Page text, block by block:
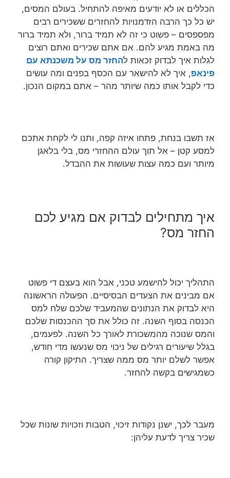
הכללים או לא יודעים מאיפה להתחיל. בעולם המסים,
יש כל כך הרבה הזדמנויות להחזרים ששכירים רבים
מפספסים – פשוט כי זה לא תמיד ברור, ולא תמיד ברור
מה באמת מגיע להם. אם אתם שכירים ואתם רוצים
לגלות איך לבדוק זכאות להחזר מס על משכנתא עם
פינאפ, איך לא להישאר עם הכסף בפנים ומה עושים
כדי לקבל אותו כמה שיותר מהר – אתם במקום הנכון.
אז תשבו בנחת, פתחו איזה קפה, ותנו לי לקחת אתכם
למסע קטן – אל תוך עולם ההחזרי מס, בלי בלאגן
מיותר ועם כמה עצות שעושות את ההבדל.
איך מתחילים לבדוק אם מגיע לכם
החזר מס?
התהליך יכול להישמע טכני, אבל הוא בעצם די פשוט
אם מבינים את הצעדים הבסיסיים. הפעולה הראשונה
היא לבדוק את הנתונים שהמעביד שלכם שלח למס
הכנסה בסוף השנה. זה כולל את סך ההכנסות שלכם
והמס שנוכה מהמשכורת לאורך כל השנה. לפעמים,
בגלל שיעורים רגילים של ניכוי מס שנעשו מדי חודש,
אפשר לשלם יותר מס ממה שצריך. התיקון קורה
כשמגישים בקשה להחזר.
מעבר לכך, ישנן נקודות זיכוי, הטבות וזכויות שונות שכל
שכיר צריך לדעת עליהן: